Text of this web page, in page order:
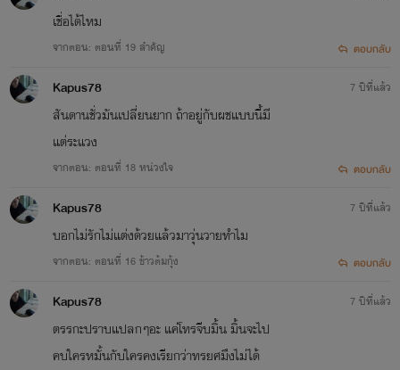
เชื่อได้ไหม
จากตอน: ตอนที่ 19 สำคัญ ตอบกลับ
Kapus78
สันดานชั่วมันเปลี่ยนยาก ถ้าอยู่กับผชแบบนี้มี
แต่ระแวง
จากตอน: ตอนที่ 18 หน่วงใจ
7 ปีที่แล้ว
ตอบกลับ
Kapus78
บอกไม่รักไม่แต่งด้วยแล้วมาวุ่นวายทำไม
จากตอน: ตอนที่ 16 ข้าวต้มกุ้ง
7 ปีที่แล้ว
ตอบกลับ
Kapus78
ตรรกะปราบแปลกๆอะ แค่โทรจีบมิ้น มิ้นจะไป
คบใครหมั้นกับใครคงเรียกว่าทรยศมึงไม่ได้
7 ปีที่แล้ว